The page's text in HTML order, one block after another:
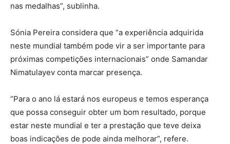
nas medalhas”, sublinha.
Sónia Pereira considera que “a experiência adquirida
neste mundial também pode vir a ser importante para
próximas competições internacionais” onde Samandar
Nimatulayev conta marcar presença.
“Para o ano lá estará nos europeus e temos esperança
que possa conseguir obter um bom resultado, porque
estar neste mundial e ter a prestação que teve deixa
boas indicações de pode ainda melhorar”, refere.